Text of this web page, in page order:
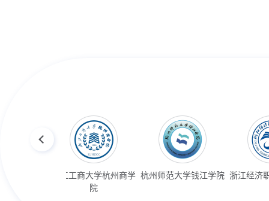
浙江工商大学杭州商学
院
杭州师范大学钱江学院 浙江经济